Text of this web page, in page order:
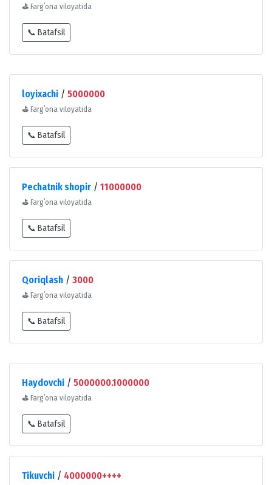
⛳ Fargʻona viloyatida
📞 Batafsil
loyixachi / 5000000
⛳ Fargʻona viloyatida
📞 Batafsil
Pechatnik shopir / 11000000
⛳ Fargʻona viloyatida
📞 Batafsil
Qoriqlash / 3000
⛳ Fargʻona viloyatida
📞 Batafsil
Haydovchi / 5000000.1000000
⛳ Fargʻona viloyatida
📞 Batafsil
Tikuvchi / 4000000++++